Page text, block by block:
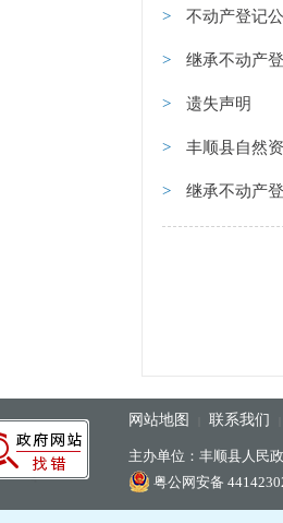
不动产登记
继承不动产
遗失声明
丰顺县自然资源
继承不动产
网站地图 联系我们
主办单位：丰顺县人民
粤公网安备